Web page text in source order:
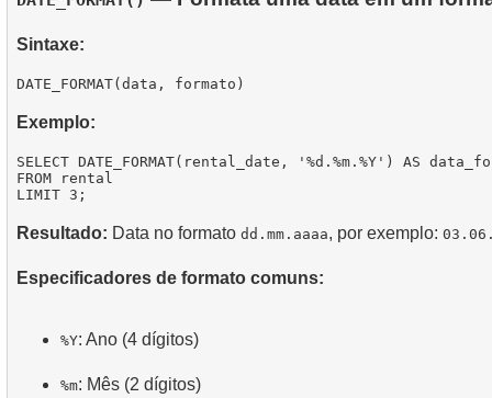
Sintaxe:
Exemplo:
SELECT DATE_FORMAT(rental_date, '%d.%m.%Y') AS
FROM rental
Resultado: Data no formato dd.mm.aaaa, por exemplo:
Especificadores de formato comuns:
%Y: Ano (4 dígitos)
%m: Mês (2 dígitos)